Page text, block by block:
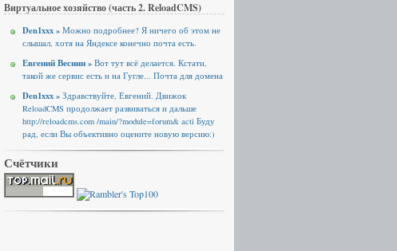
Виртуальное хозяйство (часть 2. ReloadCMS)
Den1xxx » Можно подробнее? Я ничего об этом не
слышал, хотя на Яндексе конечно почта есть.
Евгений Веснин » Вот тут всё делается. Кстати,
такой же сервис есть и на Гугле... Почта для домена
Den1xxx » Здравствуйте, Евгений. Движок
ReloadCMS продолжает развиваться и дальше
http://reloadcms.com /main/?module=forum& acti Буду
рад, если Вы объективно оцените новую версию:)
Счётчики